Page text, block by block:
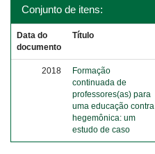
Conjunto de itens:
Data do
documento
Título
2018
Formação
continuada de
professores(as) para
uma educação contra
hegemônica: um
estudo de caso